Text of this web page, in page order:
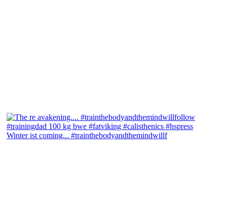
Winter ist coming... #trainthebodyandthemindwillf